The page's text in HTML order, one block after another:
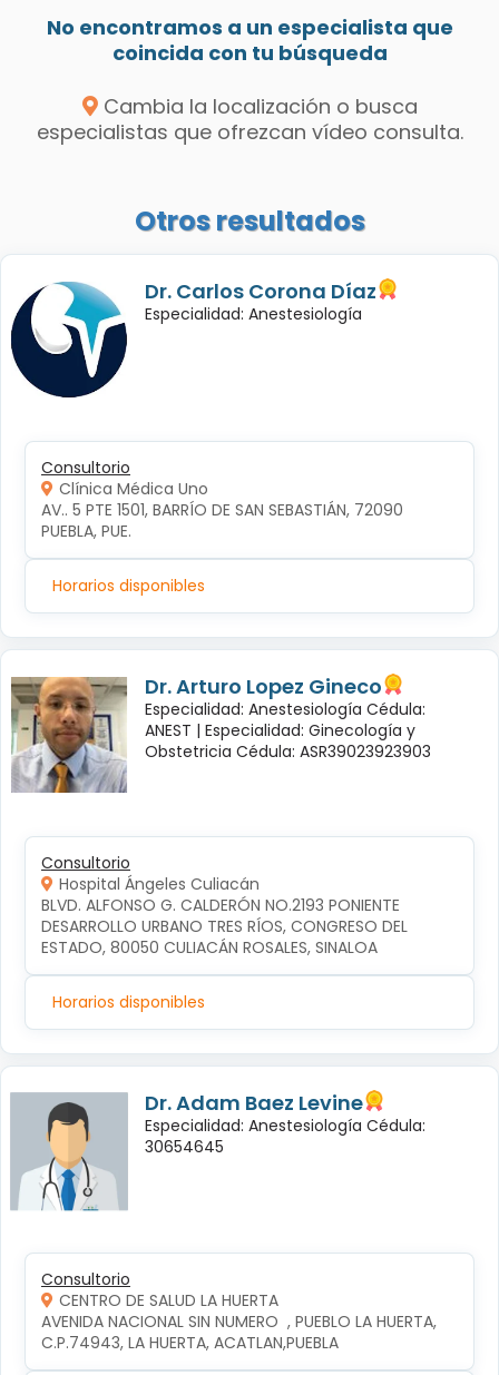
No encontramos a un especialista que
coincida con tu búsqueda
Cambia la localización o busca
especialistas que ofrezcan vídeo consulta.
Otros resultados
Dr. Carlos Corona Díaz
Especialidad: Anestesiología
Consultorio
Clínica Médica Uno
AV.. 5 PTE 1501, BARRÍO DE SAN SEBASTIÁN, 72090
PUEBLA, PUE.
Horarios disponibles
Dr. Arturo Lopez Gineco
Especialidad: Anestesiología Cédula:
ANEST | Especialidad: Ginecología y
Obstetricia Cédula: ASR39023923903
Consultorio
Hospital Ángeles Culiacán
BLVD. ALFONSO G. CALDERÓN NO.2193 PONIENTE
DESARROLLO URBANO TRES RÍOS, CONGRESO DEL
ESTADO, 80050 CULIACÁN ROSALES, SINALOA
Horarios disponibles
Dr. Adam Baez Levine
Especialidad: Anestesiología Cédula:
30654645
Consultorio
CENTRO DE SALUD LA HUERTA
AVENIDA NACIONAL SIN NUMERO  , PUEBLO LA HUERTA,
C.P.74943, LA HUERTA, ACATLAN,PUEBLA